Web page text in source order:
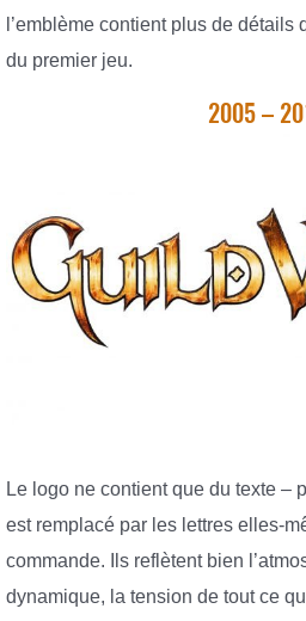
l’emblème contient plus de détails
du premier jeu.
2005 –
Le logo ne contient que du texte –
est remplacé par les lettres elles-
commande. Ils reflètent bien
dynamique, la tension de tout ce